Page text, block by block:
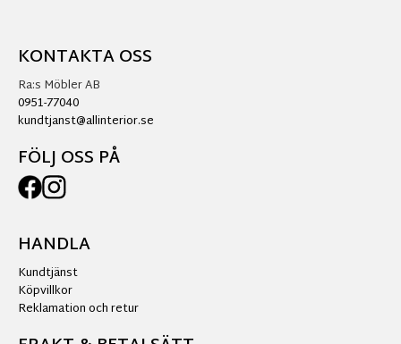
KONTAKTA OSS
Ra:s Möbler AB
0951-77040
kundtjanst@allinterior.se
FÖLJ OSS PÅ
HANDLA
Kundtjänst
Köpvillkor
Reklamation och retur